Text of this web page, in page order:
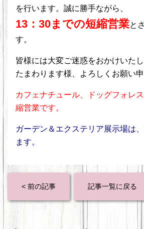
を行います。誠に勝手ながら、
13：30までの短縮営業と
す。
皆様には大変ご迷惑をおかけいた
たまわります様、よろしくお願い申
カフェナチュール、ドッグフォレ
縮営業です。
ガーデン＆エクステリア展示場は
ます。
< 前の記事 記事一覧に戻る